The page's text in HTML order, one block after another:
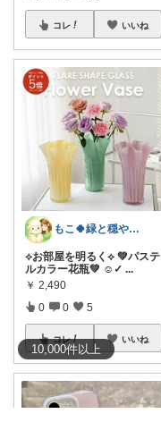
10,000件以上
コレ いいね
もこ🍀緑と穏やかなくらし🐑🍀
‎⟡‎お部屋を明るく‎⟡‎ 💚パステ
ルカラー花瓶💚 ☺︎✓ ...
￥ 2,490
0 0 5
コレ いいね